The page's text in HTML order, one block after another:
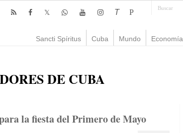
T P
Sancti Spíritus Cuba Mundo Economía
DE CUBA
la fiesta del Primero de Mayo